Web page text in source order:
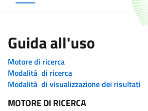
Guida all'uso
Motore di ricerca
Modalità di ricerca
Modalità di visualizzazione dei risultati
MOTORE DI RICERCA